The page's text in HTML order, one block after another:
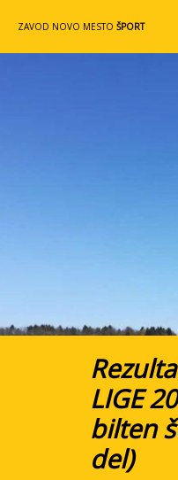
ZAVOD NOVO MESTO ŠPORT
LIGE
bilten
del)